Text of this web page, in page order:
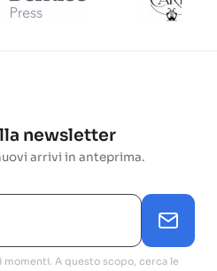
newsletter
arrivi in anteprima.
momenti. A questo scopo, cerca le